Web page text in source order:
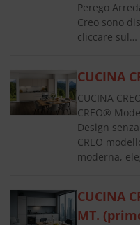
Perego
Creo sono
cliccare sul…
CUCINA
CUCINA
CREO®
Design
CREO
moderna,
CUCINA
MT.